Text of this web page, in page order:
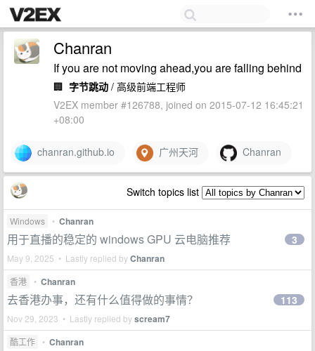
Chanran
If you are not moving ahead,you are falling behind
🏢 字节跳动 / 高级前端工程师
V2EX member #126788, joined on 2015-07-12 16:45:21
+08:00
chanran.github.io 广州天河 Chanran
Switch topics list
Windows • Chanran
用于直播的稳定的 windows GPU 云电脑推荐
May 9, 2025 • Lastly replied byChanran
3
香港 • Chanran
去香港办事，还有什么值得做的事情？
Nov 29, 2023 • Lastly replied byscream7
113
酷工作 • Chanran